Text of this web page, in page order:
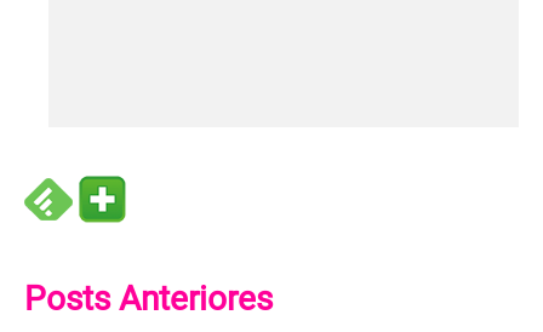
Posts Anteriores